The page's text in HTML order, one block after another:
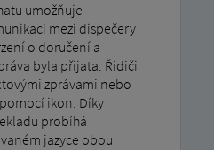
umožňuje
mezi dispečery
o doručení a
byla přijata. Řidiči
zprávami nebo
ikon. Díky
probíhá
jazyce obou